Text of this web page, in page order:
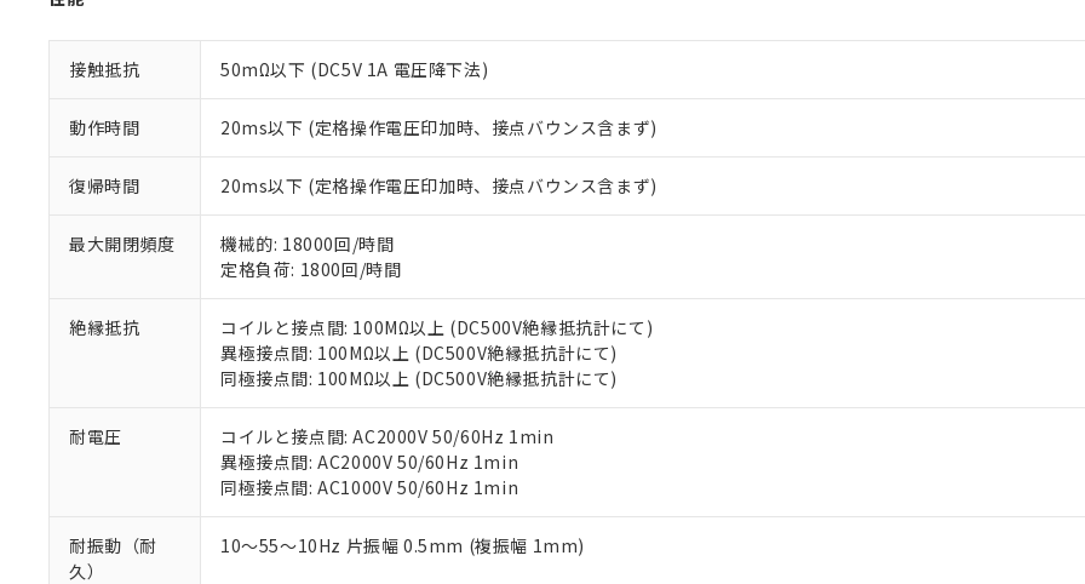
接触抵抗 50mΩ以下 (DC5V 1A 電圧降下法)
動作時間 20ms以下 (定格操作電圧印加時、接点バウンス含まず)
復帰時間 20ms以下 (定格操作電圧印加時、接点バウンス含まず)
最大開閉頻度
機械的: 18000回/時間
定格負荷: 1800回/時間
絶縁抵抗
コイルと接点間: 100MΩ以上 (DC500V絶縁抵抗計にて)
異極接点間: 100MΩ以上 (DC500V絶縁抵抗計にて)
同極接点間: 100MΩ以上 (DC500V絶縁抵抗計にて)
耐電圧
コイルと接点間: AC2000V 50/60Hz 1min
異極接点間: AC2000V 50/60Hz 1min
同極接点間: AC1000V 50/60Hz 1min
耐振動（耐
久）
10～55～10Hz 片振幅 0.5mm (複振幅 1mm)
当社制御機器事業取扱商品の中には、本サービスの対象外となる商品もあることを
在庫状況および標準価格照会結果は、記載している更新日時点での社内データに基
い。
正式な納期状況および標準価格はお客様のお取引先、またはお客様担当のオムロン
当社販売員にご相談ください。
オムロン制御機器販売店や当社販売拠点は「
在庫状況および標準価格結果を当社の事前の承諾なく第三者に漏洩または開示しな
ている必要があります。
お客様が当ウェブサイト上で当社にご登録された部品リストについて、当社および
が、当社の製品・サービスに関するお客様との取引・商談に必要な範囲で利用する
さい。
※当社の共同利用者とは、
フタル酸ビス(2-エチルヘキシル) (DEHP)(別名：DOP) 1000ppm以下、フタル酸ブチルベンジル（BBP）
ル（DBP） 1000ppm以下、フタル酸ジイソブチル (DIBP) 1000ppm以下
但し、RoHS指令で産業用監視および制御機器に対する適用除外項目は除く。
フタル酸エステル類の４物質については閾値を超える意図的な使用がないことを確認しています。
部品在庫の切り替え状況などにより、予定月が前後することがあります。
※3 非含有証明書ダウンロード
下記の非含有証明書をダウンロードすることができます。
51物質の非含有証明書（当社基準）
※本証明書は発行日時点で非含有を証明するもので、過去に遡って非含有を証明するも
また、RoHS指令のフタル酸エステル類４物質の対応では、対応完了までの期間は出
混在することから備考欄に対応日を記載しておりました。
既に当社にて対応品への在庫切替を完了していることから、特段のことがない限り、
Pb(鉛) :1000ppm、 Hg(水銀) : 1000ppm、 Cd(カドミウム) : 100ppm、
DEHP(フタル酸ビス(2-エチルヘキシル)) : 1000ppm
※2 環境保護使用期限
「ｅ」：有害物質（10物質）のすべてが基準値以下であることを示します。
「10」：通常の使用状況下において有害物質が外部に漏えいし、環境に深刻な影響を及
味します。
「－」：未確認です。当社販売部門へお問い合わせください。
などの必要な手続きをとります。
当社は規制貨物を破棄する場合は、完全に破砕するなど、違法に輸出されないよう
当社は貴社製品を、核兵器、ミサイル、化学兵器、生物兵器またはその他武器並び
置等に一切使用いたしません。
また当社は、販売先および販売に係わる関係者が違法に輸出するおそれがある場合
たしません。
白